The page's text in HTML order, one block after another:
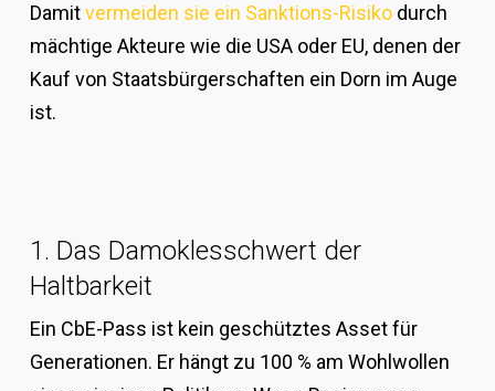
Damitvermeiden sie ein Sanktions-Risikodurch
mächtige Akteure wie die USA oder EU, denen der
Kauf von Staatsbürgerschaften ein Dorn im Auge
ist.
1. Das Damoklesschwert der
Haltbarkeit
Ein CbE-Pass ist kein geschütztes Asset für
Generationen. Er hängt zu 100 % am Wohlwollen